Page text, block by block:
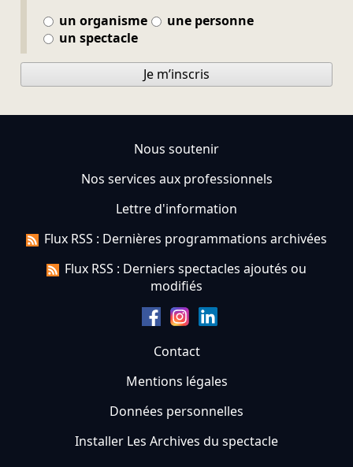
un organisme
une personne
un spectacle
Je m’inscris
Nous soutenir
Nos services aux professionnels
Lettre d'information
Flux RSS : Dernières programmations archivées
Flux RSS : Derniers spectacles ajoutés ou
modifiés
Contact
Mentions légales
Données personnelles
Installer Les Archives du spectacle